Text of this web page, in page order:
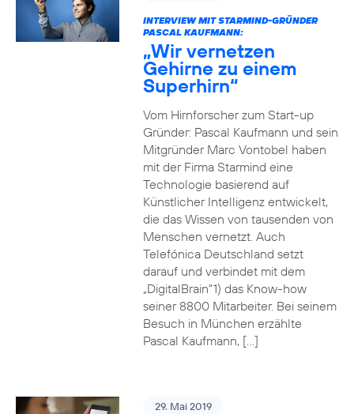
INTERVIEW MIT STARMIND-GRÜNDER
PASCAL KAUFMANN:
„Wir vernetzen
Gehirne zu einem
Superhirn“
Vom Hirnforscher zum Start-up
Gründer: Pascal Kaufmann und sein
Mitgründer Marc Vontobel haben
mit der Firma Starmind eine
Technologie basierend auf
Künstlicher Intelligenz entwickelt,
die das Wissen von tausenden von
Menschen vernetzt. Auch
Telefónica Deutschland setzt
darauf und verbindet mit dem
„DigitalBrain“1) das Know-how
seiner 8800 Mitarbeiter. Bei seinem
Besuch in München erzählte
Pascal Kaufmann, […]
29. Mai 2019